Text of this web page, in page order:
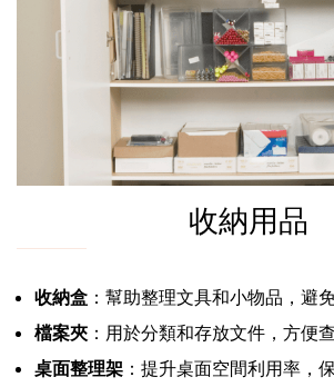
收納用品
收納盒 ：幫助整理文具和小物品，避免
檔案夾 ：用於分類和存放文件，方便查
桌面整理架 ：提升桌面空間利用率，